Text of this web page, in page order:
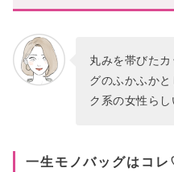
丸みを帯びた
グのふかふか
ク系の女性らし
一生モノバッグはコ